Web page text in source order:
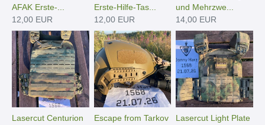
AFAK Erste-...
12,00 EUR
Erste-Hilfe-Tas...
12,00 EUR
und Mehrzwe...
14,00 EUR
Lasercut Centurion
Escape from Tarkov
Lasercut Light Plate